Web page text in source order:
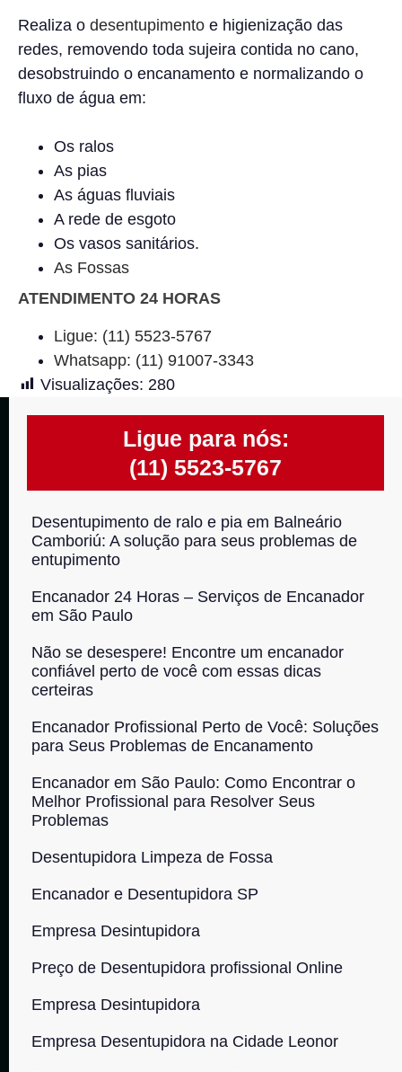
Realiza o desentupimento e higienização das
redes, removendo toda sujeira contida no cano,
desobstruindo o encanamento e normalizando o
fluxo de água em:
Os ralos
As pias
As águas fluviais
A rede de esgoto
Os vasos sanitários.
As Fossas
ATENDIMENTO 24 HORAS
Ligue: (11) 5523-5767
Whatsapp: (11) 91007-3343
Visualizações: 280
Ligue para nós:
(11) 5523-5767
Desentupimento de ralo e pia em Balneário
Camboriú: A solução para seus problemas de
entupimento
Encanador 24 Horas – Serviços de Encanador
em São Paulo
Não se desespere! Encontre um encanador
confiável perto de você com essas dicas
certeiras
Encanador Profissional Perto de Você: Soluções
para Seus Problemas de Encanamento
Encanador em São Paulo: Como Encontrar o
Melhor Profissional para Resolver Seus
Problemas
Desentupidora Limpeza de Fossa
Encanador e Desentupidora SP
Empresa Desintupidora
Preço de Desentupidora profissional Online
Empresa Desintupidora
Empresa Desentupidora na Cidade Leonor